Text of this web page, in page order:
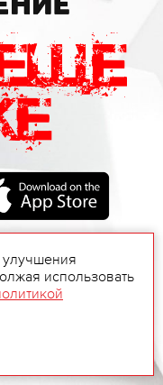
улучшения
использовать